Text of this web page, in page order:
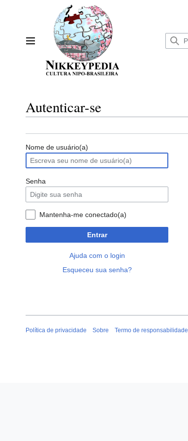
Menu principal
Autenticar-se
Nome de usuário(a)
Senha
Mantenha-me conectado(a)
Entrar
Ajuda com o login
Esqueceu sua senha?
Política de privacidade Sobre Termo de responsabilidade